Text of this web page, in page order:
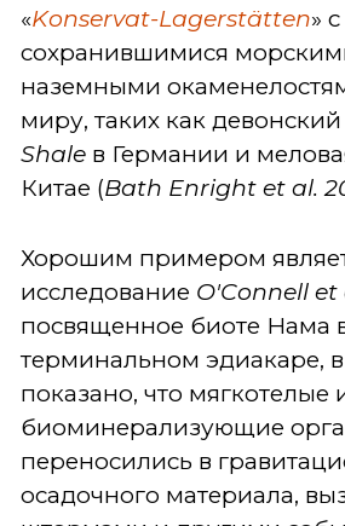
«Konservat-Lagerstätten»
сохранившимися
наземными
миру, таких как девонский
Shale в Германии и
Китае (Bath Enright et al.
Хорошим примером
исследование O'Connell et
посвященное биоте Нама
терминальном эдиакаре,
показано, что мягкотелые
биоминерализующие
переносились в
осадочного материала,